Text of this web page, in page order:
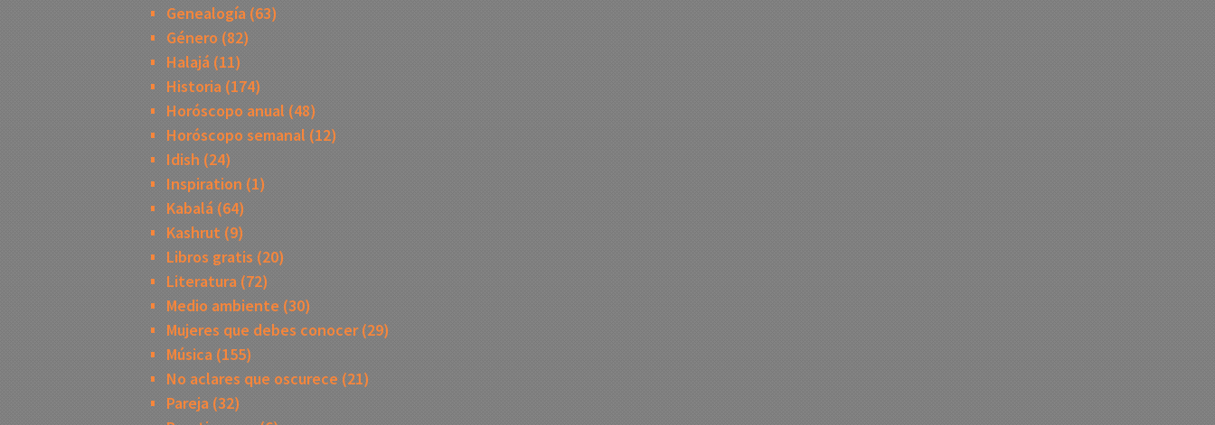
Genealogía (63)
Género (82)
Halajá (11)
Historia (174)
Horóscopo anual (48)
Horóscopo semanal (12)
Idish (24)
Inspiration (1)
Kabalá (64)
Kashrut (9)
Libros gratis (20)
Literatura (72)
Medio ambiente (30)
Mujeres que debes conocer(29)
Música (155)
No aclares que oscurece (21)
Pareja (32)